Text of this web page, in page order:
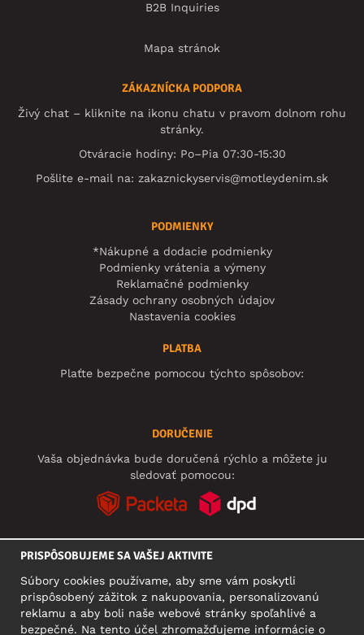
B2B Inquiries
Mapa stránok
ZÁKAZNÍCKA PODPORA
Živý chat – kliknite na ikonu chatu v pravom dolnom rohu
stránky.
Otváracie hodiny: Po–Pia 07:30-15:30
Pošlite e-mail na: zakaznickyservis@motleydenim.sk
PODMIENKY
*Nákupné a dodacie podmienky
Podmienky vrátenia a výmeny
Reklamačné podmienky
Zásady ochrany osobných údajov
Nastavenia cookies
PLATBA
Plaťte bezpečne pomocou týchto spôsobov:
DORUČENIE
Vaša objednávka bude doručená rýchlo a môžete ju
sledovať pomocou:
PRISPÔSOBUJEME SA VAŠEJ AKTIVITE
Súbory cookies používame, aby sme vám poskytli
prispôsobený zážitok z nakupovania, personalizovanú
reklamu a aby boli naše webové stránky spoľahlivé a
bezpečné. Na tento účel zhromažďujeme informácie o